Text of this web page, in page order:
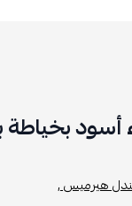
بخياطة
هيرميس ,